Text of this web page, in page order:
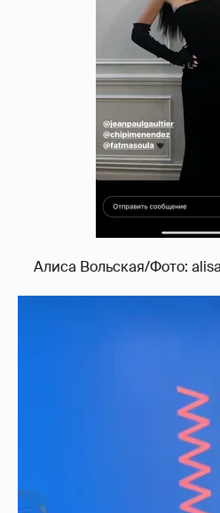
Алиса Вольская/Фото: